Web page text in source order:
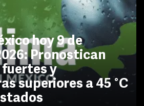
hoy 9 de
Pronostican
y
superiores a 45 °C